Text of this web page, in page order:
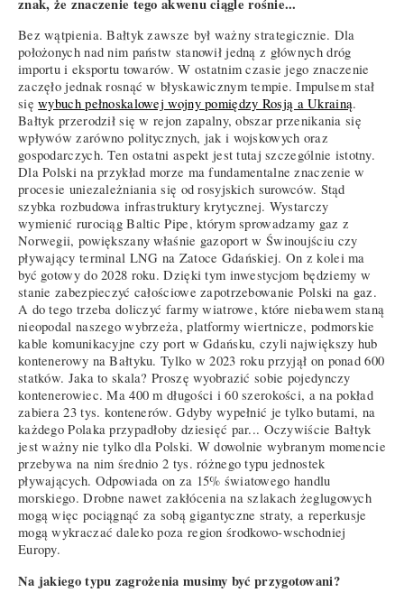
znak, że znaczenie tego akwenu ciągle rośnie...
Bez wątpienia. Bałtyk zawsze był ważny strategicznie. Dla
położonych nad nim państw stanowił jedną z głównych dróg
importu i eksportu towarów. W ostatnim czasie jego znaczenie
zaczęło jednak rosnąć w błyskawicznym tempie. Impulsem stał
sięwybuch pełnoskalowej wojny pomiędzy Rosją a Ukrainą.
Bałtyk przerodził się w rejon zapalny, obszar przenikania się
wpływów zarówno politycznych, jak i wojskowych oraz
gospodarczych. Ten ostatni aspekt jest tutaj szczególnie istotny.
Dla Polski na przykład morze ma fundamentalne znaczenie w
procesie uniezależniania się od rosyjskich surowców. Stąd
szybka rozbudowa infrastruktury krytycznej. Wystarczy
wymienić rurociąg Baltic Pipe, którym sprowadzamy gaz z
Norwegii, powiększany właśnie gazoport w Świnoujściu czy
pływający terminal LNG na Zatoce Gdańskiej. On z kolei ma
być gotowy do 2028 roku. Dzięki tym inwestycjom będziemy w
stanie zabezpieczyć całościowe zapotrzebowanie Polski na gaz.
A do tego trzeba doliczyć farmy wiatrowe, które niebawem staną
nieopodal naszego wybrzeża, platformy wiertnicze, podmorskie
kable komunikacyjne czy port w Gdańsku, czyli największy hub
kontenerowy na Bałtyku. Tylko w 2023 roku przyjął on ponad 600
statków. Jaka to skala? Proszę wyobrazić sobie pojedynczy
kontenerowiec. Ma 400 m długości i 60 szerokości, a na pokład
zabiera 23 tys. kontenerów. Gdyby wypełnić je tylko butami, na
każdego Polaka przypadłoby dziesięć par... Oczywiście Bałtyk
jest ważny nie tylko dla Polski. W dowolnie wybranym momencie
przebywa na nim średnio 2 tys. różnego typu jednostek
pływających. Odpowiada on za 15% światowego handlu
morskiego. Drobne nawet zakłócenia na szlakach żeglugowych
mogą więc pociągnąć za sobą gigantyczne straty, a reperkusje
mogą wykraczać daleko poza region środkowo-wschodniej
Europy.
Na jakiego typu zagrożenia musimy być przygotowani?